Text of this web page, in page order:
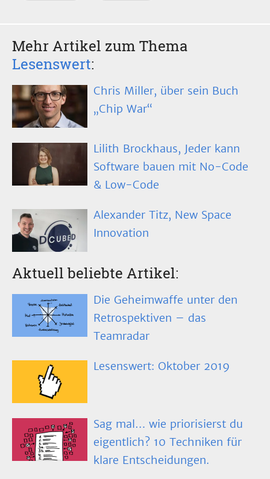
Mehr Artikel zum Thema
Lesenswert:
Chris Miller, über sein Buch
„Chip War“
Lilith Brockhaus, Jeder kann
Software bauen mit No-Code
& Low-Code
Alexander Titz, New Space
Innovation
Aktuell beliebte Artikel:
Die Geheimwaffe unter den
Retrospektiven – das
Teamradar
Lesenswert: Oktober 2019
Sag mal… wie priorisierst du
eigentlich? 10 Techniken für
klare Entscheidungen.